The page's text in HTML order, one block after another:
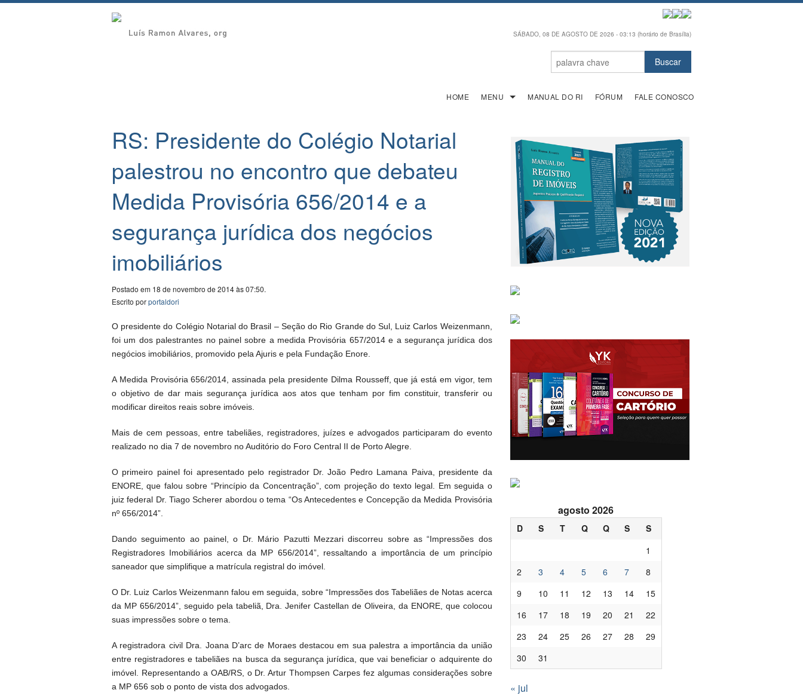
SÁBADO, 08 DE AGOSTO DE 2026 - 03:13 (horário de Brasília)
HOME MENU MANUAL DO RI FÓRUM FALE CONOSCO
RS: Presidente do Colégio Notarial
palestrou no encontro que debateu
Medida Provisória 656/2014 e a
segurança jurídica dos negócios
imobiliários
Postado em 18 de novembro de 2014 às 07:50.
Escrito porportaldori
O presidente do Colégio Notarial do Brasil – Seção do Rio Grande do Sul, Luiz Carlos Weizenmann,
foi um dos palestrantes no painel sobre a medida Provisória 657/2014 e a segurança jurídica dos
negócios imobiliários, promovido pela Ajuris e pela Fundação Enore.
A Medida Provisória 656/2014, assinada pela presidente Dilma Rousseff, que já está em vigor, tem
o objetivo de dar mais segurança jurídica aos atos que tenham por fim constituir, transferir ou
modificar direitos reais sobre imóveis.
Mais de cem pessoas, entre tabeliães, registradores, juízes e advogados participaram do evento
realizado no dia 7 de novembro no Auditório do Foro Central II de Porto Alegre.
O primeiro painel foi apresentado pelo registrador Dr. João Pedro Lamana Paiva, presidente da
ENORE, que falou sobre “Princípio da Concentração”, com projeção do texto legal. Em seguida o
juiz federal Dr. Tiago Scherer abordou o tema “Os Antecedentes e Concepção da Medida Provisória
nº 656/2014”.
Dando seguimento ao painel, o Dr. Mário Pazutti Mezzari discorreu sobre as “Impressões dos
Registradores Imobiliários acerca da MP 656/2014”, ressaltando a importância de um princípio
saneador que simplifique a matrícula registral do imóvel.
O Dr. Luiz Carlos Weizenmann falou em seguida, sobre “Impressões dos Tabeliães de Notas acerca
da MP 656/2014”, seguido pela tabeliã, Dra. Jenifer Castellan de Oliveira, da ENORE, que colocou
suas impressões sobre o tema.
A registradora civil Dra. Joana D’arc de Moraes destacou em sua palestra a importância da união
entre registradores e tabeliães na busca da segurança jurídica, que vai beneficiar o adquirente do
imóvel. Representando a OAB/RS, o Dr. Artur Thompsen Carpes fez algumas considerações sobre
a MP 656 sob o ponto de vista dos advogados.
agosto 2026
D S T Q Q S
S
1
2
3 4 5 6 7
8
9
10 11 12 13 14
15
16
17 18 19 20 21
22
23
24 25 26 27 28
29
30
31
« jul